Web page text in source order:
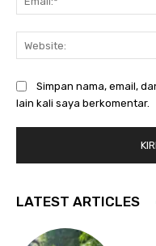
Simpan nama, email,
lain kali saya berkomentar.
LATEST ARTICLES